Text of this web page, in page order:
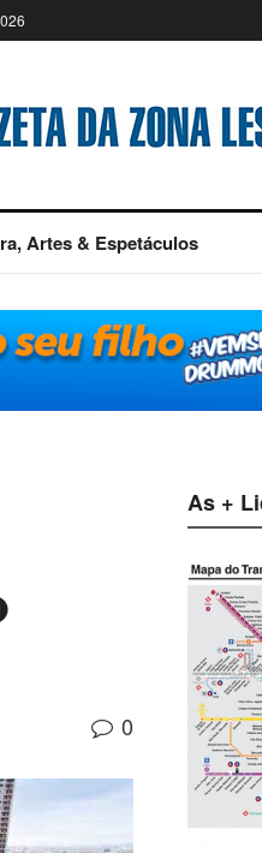
Artes & Espetáculos
0
As +